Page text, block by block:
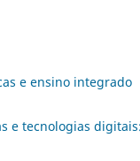
e ensino integrado
e tecnologias digitais: